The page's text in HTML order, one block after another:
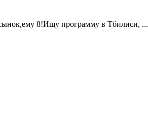
8!Ищу программу в Тбилиси, ...